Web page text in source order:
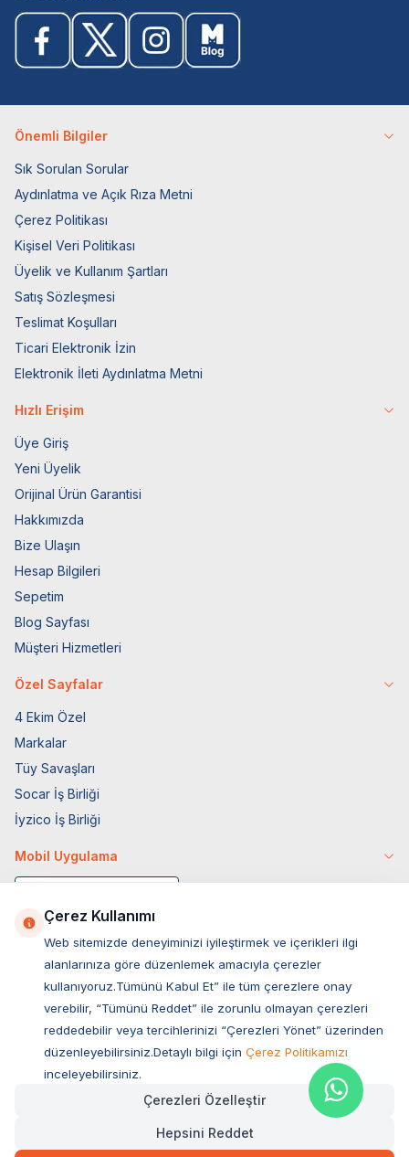
Hızlı Teslimat
Önemli Bilgiler
Sık Sorulan Sorular
Aydınlatma ve Açık Rıza Metni
Çerez Politikası
Kişisel Veri Politikası
Üyelik ve Kullanım Şartları
Satış Sözleşmesi
Teslimat Koşulları
Ticari Elektronik İzin
Elektronik İleti Aydınlatma Metni
Hızlı Erişim
Üye Giriş
Yeni Üyelik
Orijinal Ürün Garantisi
Hakkımızda
Bize Ulaşın
Hesap Bilgileri
Sepetim
Blog Sayfası
Müşteri Hizmetleri
Özel Sayfalar
4 Ekim Özel
Markalar
Tüy Savaşları
Socar İş Birliği
İyzico İş Birliği
Mobil Uygulama
Müşteri Hizmetleri
Sıkça Sorulan Sorular
Çerez Kullanımı
Web sitemizde deneyiminizi iyileştirmek ve içerikleri ilgi
alanlarınıza göre düzenlemek amacıyla çerezler
kullanıyoruz.Tümünü Kabul Et” ile tüm çerezlere onay
verebilir, “Tümünü Reddet” ile zorunlu olmayan çerezleri
reddedebilir veya tercihlerinizi “Çerezleri Yönet” üzerinden
düzenleyebilirsiniz.Detaylı bilgi için Çerez Politikamızı
inceleyebilirsiniz.
Çerezleri Özelleştir
Hepsini Reddet